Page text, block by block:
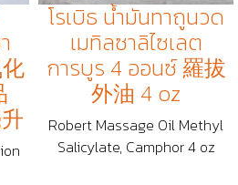
โรเบิธ น้ำมันทาถูนวด
เมทิลซาลิไซเลต
การบูร 4 ออนซ์ 羅拔
外油 4 oz
Robert Massage Oil Methyl
Salicylate, Camphor 4 oz